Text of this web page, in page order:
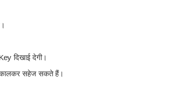
दिखाई देगी।
सहेज सकते हैं।